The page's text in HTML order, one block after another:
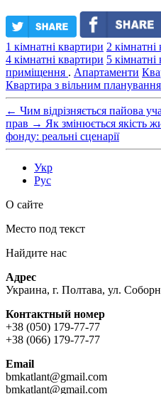
1 кімнатні квартири 2 кімнатні
4 кімнатні квартири 5 кімнатні
приміщення . Апартаменти
Квартира з вільним
← Чим відрізняється пайова
прав → Як змінюється якість
фонду: реальні сценарії
Укр
Рус
О сайте
Место под текст
Найдите нас
Адрес
Украина, г. Полтава, ул.
Контактный номер
+38 (050) 179-77-77
+38 (066) 179-77-77
Email
bmkatlant@gmail.com
bmkatlant@gmail.com